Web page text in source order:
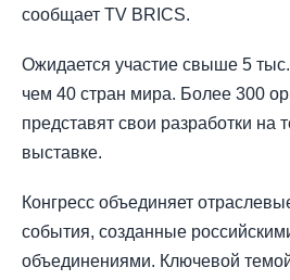
сообщает TV BRICS.
Ожидается участие свыше 5
чем 40 стран мира. Более 300
представят свои разработки на
выставке.
Конгресс объединяет
события, созданные
объединениями. Ключевой